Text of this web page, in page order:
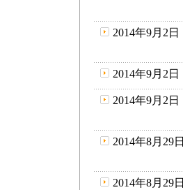
2014年9月2日
2014年9月2日
2014年9月2日
2014年8月29日
2014年8月29日